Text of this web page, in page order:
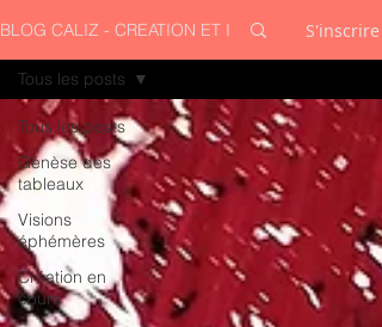
BLOG CALIZ - CREATION ET INSPIRATIONS'inscrire
Tous les posts
Génèse des
tableaux
Visions
éphémères
Création en
cours
Tous les posts